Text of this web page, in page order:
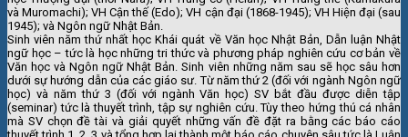
và Muromachi); VH Cận thế (Edo); VH cận đại (1868-1945); VH Hiện đại (sau
1945); và Ngôn ngữ Nhật Bản.
Sinh viên năm thứ nhất học Khái quát về Văn học Nhật Bản, Dẫn luận Nhật
ngữ học – tức là học những tri thức và phương pháp nghiên cứu cơ bản về
Văn học và Ngôn ngữ Nhật Bản. Sinh viên những năm sau sẽ học sâu hơn
dưới sự hướng dẫn của các giáo sư. Từ năm thứ 2 (đối với ngành Ngôn ngữ
học) và năm thứ 3 (đối với ngành Văn học) SV bắt đầu được diễn tập
(seminar) tức là thuyết trình, tập sự nghiên cứu. Tùy theo hứng thú cá nhân
mà SV chọn đề tài và giải quyết những vấn đề đặt ra bằng các báo cáo